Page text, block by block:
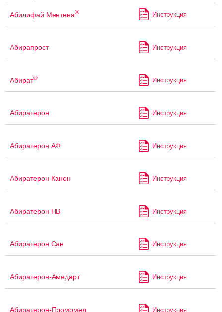
Абилифай Ментена® Инструкция
Абирапрост Инструкция
Абират® Инструкция
Абиратерон Инструкция
Абиратерон АФ Инструкция
Абиратерон Канон Инструкция
Абиратерон НВ Инструкция
Абиратерон Сан Инструкция
Абиратерон-Амедарт Инструкция
Абиратерон-Промомед Инструкция